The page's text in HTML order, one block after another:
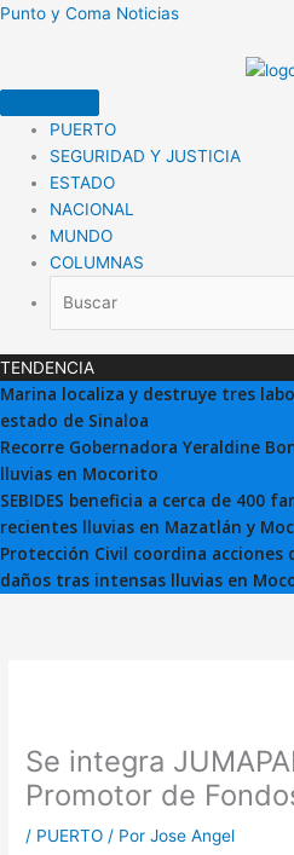
Ir
Punto y Coma Noticias
PUERTO
SEGURIDAD Y JUSTICIA
ESTADO
NACIONAL
MUNDO
COLUMNAS
TENDENCIA
Marina localiza y destruye tres
estado de Sinaloa
Recorre Gobernadora Yeraldine
lluvias en Mocorito
SEBIDES beneficia a cerca de 400
recientes lluvias en Mazatlán y
Protección Civil coordina acciones
daños tras intensas lluvias en
Se integra
Promotor de
/ PUERTO / PorJose Angel